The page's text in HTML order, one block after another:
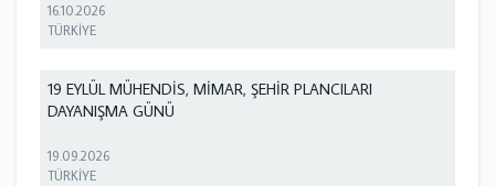
16.10.2026
TÜRKİYE
19 EYLÜL MÜHENDİS, MİMAR, ŞEHİR PLANCILARI
DAYANIŞMA GÜNÜ
19.09.2026
TÜRKİYE